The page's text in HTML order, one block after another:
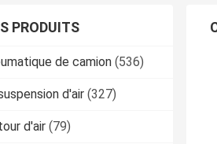
PRODUITS
de camion (536)
d'air (327)
d'air (79)